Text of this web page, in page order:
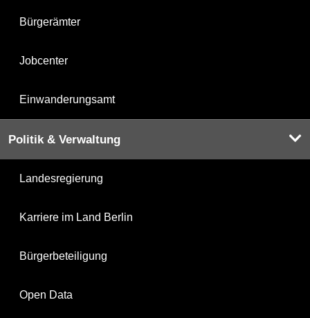
Bürgerämter
Jobcenter
Einwanderungsamt
Politik & Verwaltung
Landesregierung
Karriere im Land Berlin
Bürgerbeteiligung
Open Data